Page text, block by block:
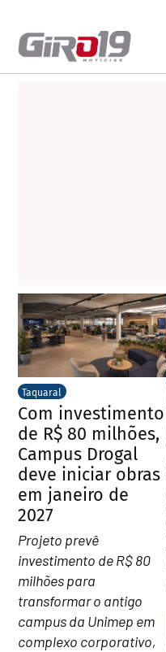
Taquaral
Com investimento
de R$ 80 milhões,
Campus Drogal
deve iniciar obras
em janeiro de
2027
Projeto prevê
investimento de R$ 80
milhões para
transformar o antigo
campus da Unimep em
complexo corporativo,